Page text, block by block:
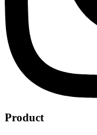
Product